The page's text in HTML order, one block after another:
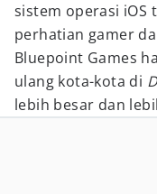
sistem operasi iOS
perhatian gamer
Bluepoint Games
ulang kota-kota di
lebih besar dan